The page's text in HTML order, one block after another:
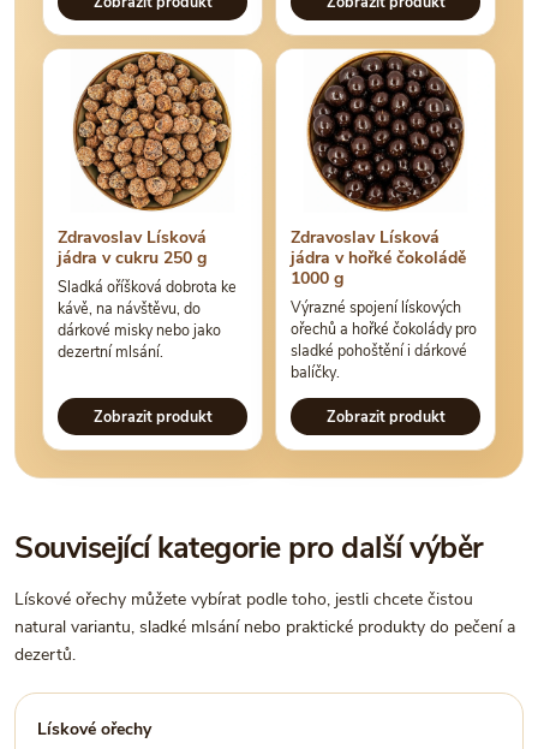
Zdravoslav Lísková
jádra v cukru 250 g
Sladká oříšková dobrota ke
kávě, na návštěvu, do
dárkové misky nebo jako
dezertní mlsání.
Zobrazit produkt
Zdravoslav Lísková
jádra v hořké čokoládě
1000 g
Výrazné spojení lískových
ořechů a hořké čokolády pro
sladké pohoštění i dárkové
balíčky.
Zobrazit produkt
Související kategorie pro další výběr
Lískové ořechy můžete vybírat podle toho, jestli chcete čistou
natural variantu, sladké mlsání nebo praktické produkty do pečení a
dezertů.
Lískové ořechy